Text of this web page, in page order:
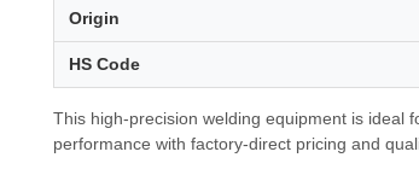
Origin
HS Code
This high-precision welding equipment is ideal
performance with factory-direct pricing and